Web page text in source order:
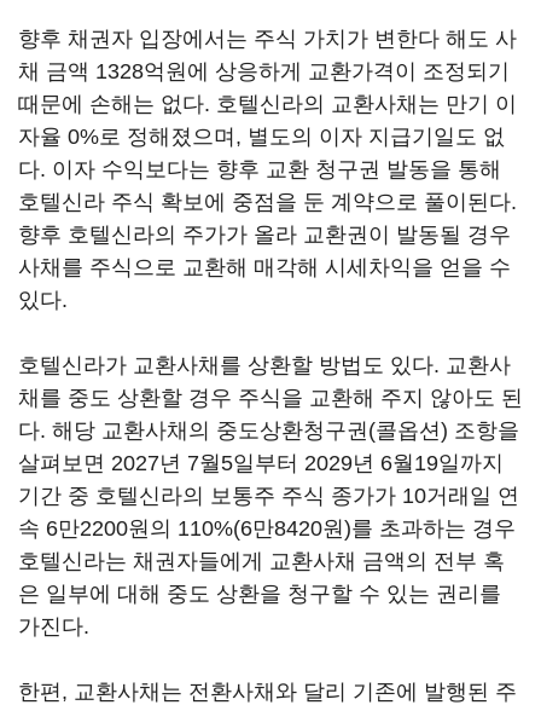
향후 채권자 입장에서는 주식 가치가 변한다 해도 사
채 금액 1328억원에 상응하게 교환가격이 조정되기
때문에 손해는 없다. 호텔신라의 교환사채는 만기 이
자율 0%로 정해졌으며, 별도의 이자 지급기일도 없
다. 이자 수익보다는 향후 교환 청구권 발동을 통해
호텔신라 주식 확보에 중점을 둔 계약으로 풀이된다.
향후 호텔신라의 주가가 올라 교환권이 발동될 경우
사채를 주식으로 교환해 매각해 시세차익을 얻을 수
있다.
호텔신라가 교환사채를 상환할 방법도 있다. 교환사
채를 중도 상환할 경우 주식을 교환해 주지 않아도 된
다. 해당 교환사채의 중도상환청구권(콜옵션) 조항을
살펴보면 2027년 7월5일부터 2029년 6월19일까지
기간 중 호텔신라의 보통주 주식 종가가 10거래일 연
속 6만2200원의 110%(6만8420원)를 초과하는 경우
호텔신라는 채권자들에게 교환사채 금액의 전부 혹
은 일부에 대해 중도 상환을 청구할 수 있는 권리를
가진다.
한편, 교환사채는 전환사채와 달리 기존에 발행된 주